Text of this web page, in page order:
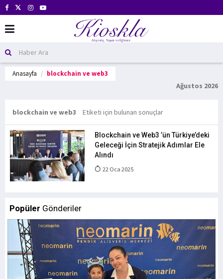
Anasayfa blockchain ve web3
Ağustos 2026
blockchain ve web3 Etiketi için bulunan sonuçlar
Blockchain ve Web3 ’ün Türkiye’deki
Geleceği İçin Stratejik Adımlar Ele
Alındı
22 Oca 2025
Popüler Gönderiler